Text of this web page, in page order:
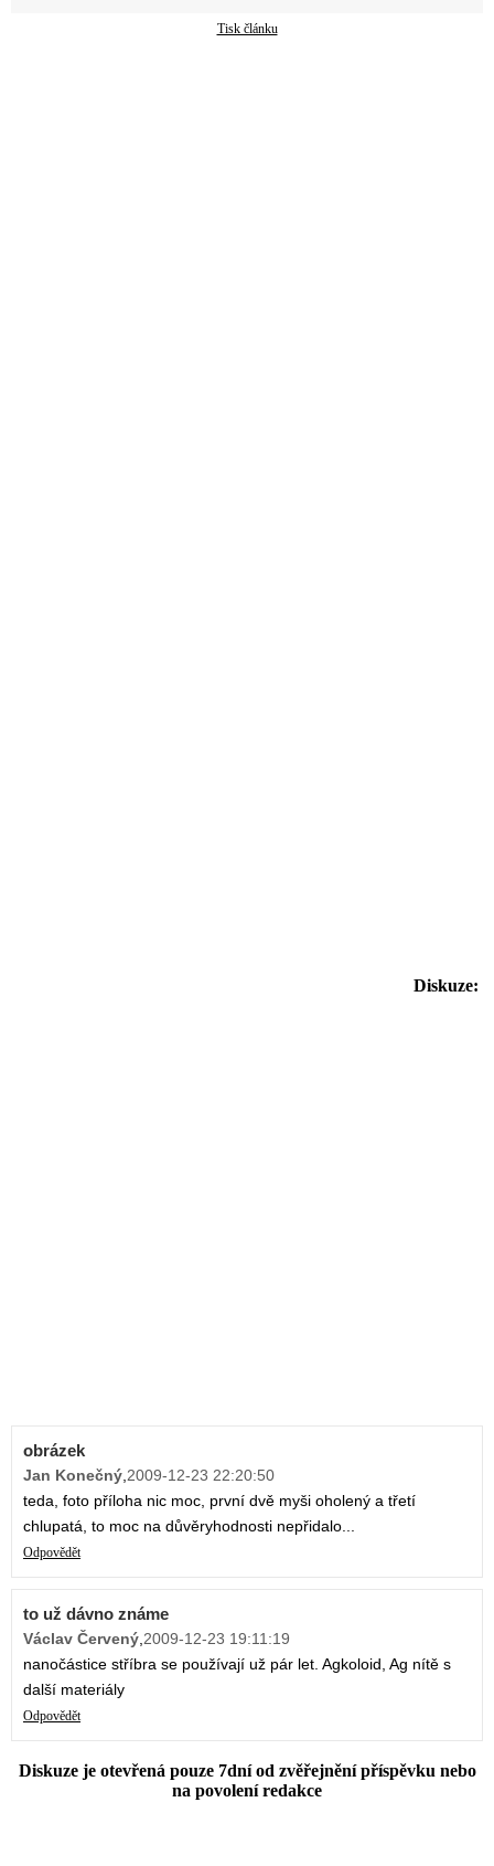
Tisk článku
Diskuze:
obrázek
Jan Konečný 2009-12-23 22:20:50
teda, foto příloha nic moc, první dvě myši oholený a třetí
chlupatá, to moc na důvěryhodnosti nepřidalo...
Odpovědět
to už dávno známe
Václav Červený 2009-12-23 19:11:19
nanočástice stříbra se používají už pár let. Agkoloid, Ag nítě s
další materiály
Odpovědět
Diskuze je otevřená pouze 7dní od zvěřejnění příspěvku nebo
na povolení redakce